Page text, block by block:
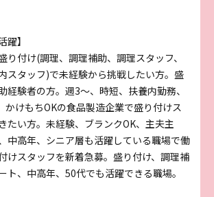
躍】
り付け(調理、調理補助、調理スタッフ、
スタッフ)で未経験から挑戦したい方。盛
経験者の方。週3～、時短、扶養内勤務、
かけもちOKの食品製造企業で盛り付けス
たい方。未経験、ブランクOK、主夫主
中高年、シニア層も活躍している職場で働
けスタッフを新着急募。盛り付け、調理補
ト、中高年、50代でも活躍できる職場。